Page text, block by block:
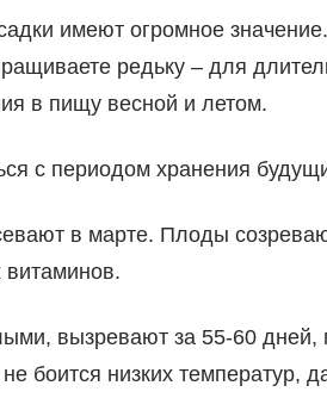
имеют огромное
редьку – для
в пищу весной и летом.
с периодом хранения
в марте. Плоды
витаминов.
вызревают за 55-60 дней,
боится низких температур,